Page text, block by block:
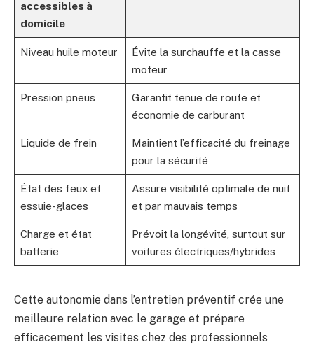
accessibles à
domicile
Niveau huile moteur
Évite la surchauffe et la casse
moteur
Pression pneus
Garantit tenue de route et
économie de carburant
Liquide de frein
Maintient l’efficacité du freinage
pour la sécurité
État des feux et
essuie-glaces
Assure visibilité optimale de nuit
et par mauvais temps
Charge et état
batterie
Prévoit la longévité, surtout sur
voitures électriques/hybrides
Cette autonomie dans l’entretien préventif crée une
meilleure relation avec le garage et prépare
efficacement les visites chez des professionnels